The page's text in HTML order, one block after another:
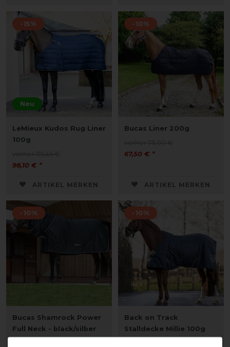
Neu
-15%
LeMieux Kudos Rug Liner
100g
98,10 € *
ARTIKEL MERKEN
-10%
Bucas Liner 200g
67,50 € *
ARTIKEL MERKEN
-10%
Bucas Shamrock Power
Full Neck - black/silber
-10%
Back on Track
Stalldecke Millie 100g